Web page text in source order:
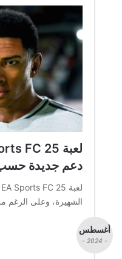
دعم جديدة حسب
الشهيرة، وعلى الرغم
أغسطس
- 2024 -